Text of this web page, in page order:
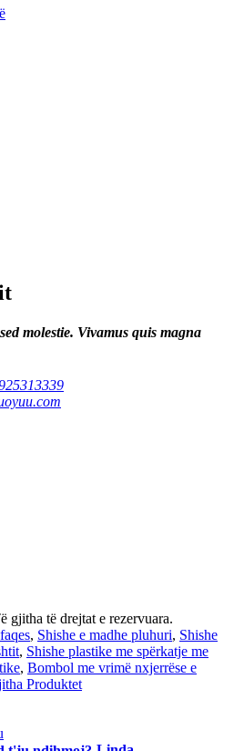
molestie. Vivamus quis magna
të drejtat e rezervuara.
, Shishe e madhe pluhuri, Shishe
, Shishe plastike me spërkatje me
, Bombol me vrimë nxjerrëse e
Produktet